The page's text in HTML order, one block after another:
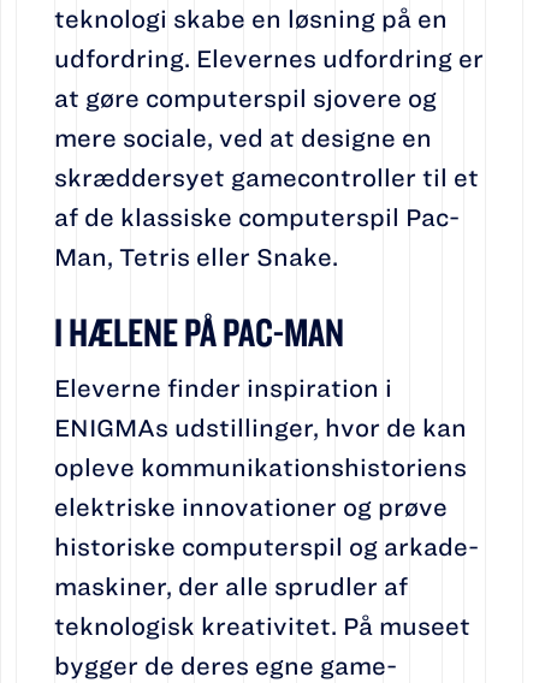
teknologi skabe en løsning på en
udfordring. Elevernes udfordring er
at gøre computerspil sjovere og
mere sociale, ved at designe en
skræddersyet gamecontroller til et
af de klassiske computerspil Pac-
Man, Tetris eller Snake.
I HÆLENE PÅ PAC-MAN
Eleverne finder inspiration i
ENIGMAs udstillinger, hvor de kan
opleve kommunikationshistoriens
elektriske innovationer og prøve
historiske computerspil og arkade-
maskiner, der alle sprudler af
teknologisk kreativitet. På museet
bygger de deres egne game-